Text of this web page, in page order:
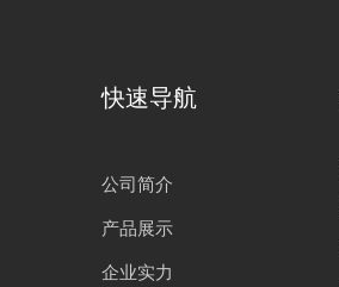
快速导航
公司简介
产品展示
企业实力